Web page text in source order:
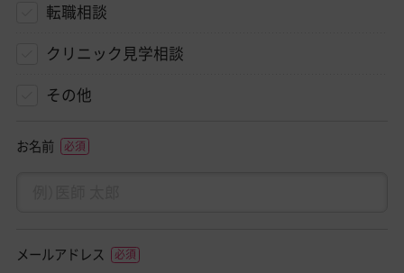
転職相談
クリニック見学相談
その他
お名前
メールアドレス